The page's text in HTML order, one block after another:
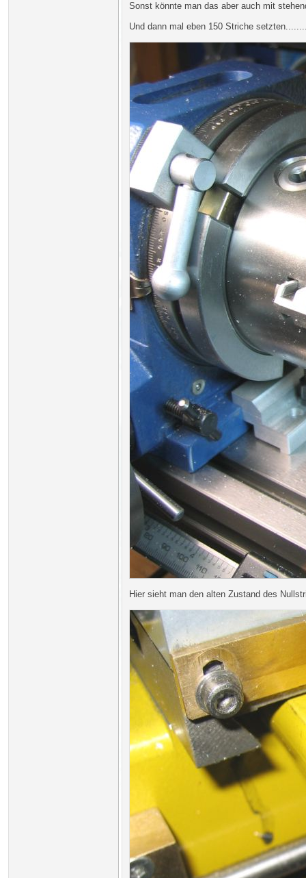
Sonst könnte man das aber auch mit
Und dann mal eben 150 Striche
Hier sieht man den alten Zustand des